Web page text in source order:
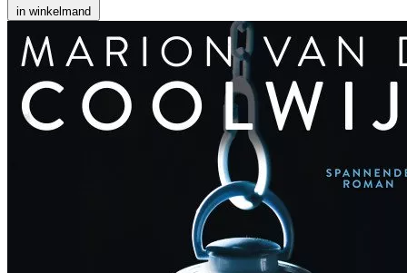
in winkelmand